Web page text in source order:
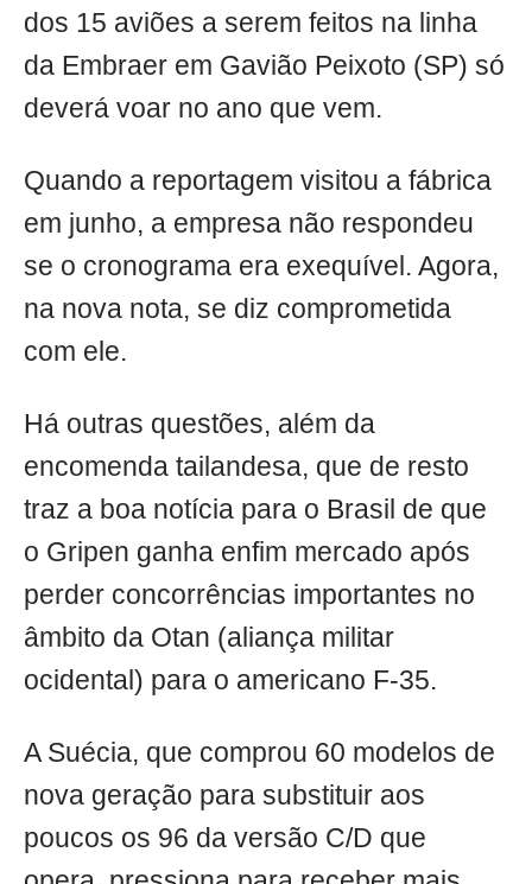
dos 15 aviões a serem feitos na linha
da Embraer em Gavião Peixoto (SP) só
deverá voar no ano que vem.
Quando a reportagem visitou a fábrica
em junho, a empresa não respondeu
se o cronograma era exequível. Agora,
na nova nota, se diz comprometida
com ele.
Há outras questões, além da
encomenda tailandesa, que de resto
traz a boa notícia para o Brasil de que
o Gripen ganha enfim mercado após
perder concorrências importantes no
âmbito da Otan (aliança militar
ocidental) para o americano F-35.
A Suécia, que comprou 60 modelos de
nova geração para substituir aos
poucos os 96 da versão C/D que